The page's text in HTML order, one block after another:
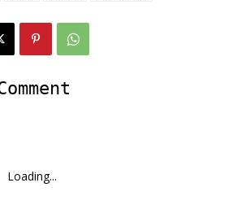
Loading...